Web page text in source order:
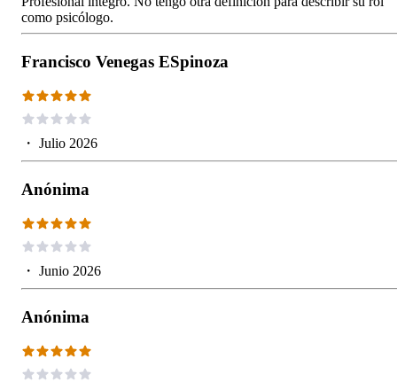
como psicólogo.
Francisco Venegas ESpinoza
・ Julio 2026
Anónima
・ Junio 2026
Anónima